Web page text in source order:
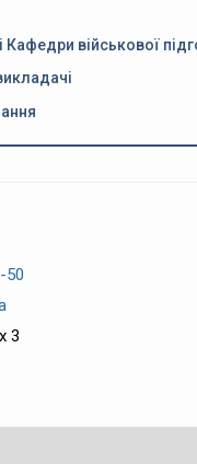
Кафедри військової
50
3